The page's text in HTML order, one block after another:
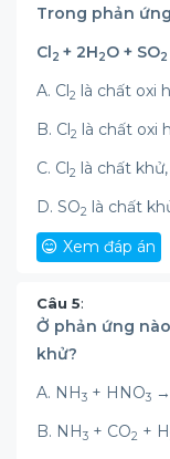
Trong phản
Cl2 + 2H2O + SO2
A. Cl2 là chất oxi
B. Cl2 là chất oxi
C. Cl2 là chất khử,
D. SO2 là chất
Xem đáp án
Câu 5:
Ở phản ứng
khử?
A. NH3 + HNO3
B. NH3 + CO2 + H